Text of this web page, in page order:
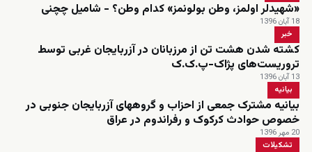
«شهیدلر اولمز، وطن بولونمز» کدام وطن؟ - شامیل چچنی
18 آبان 1396
خبر
کشته شدن هشت تن از مرزبانان در آزربایجان غربی توسط
تروریست‌های پژاک-پ.ک.ک
13 آبان 1396
بیانیه
بیانیه مشترک جمعی از احزاب و گروههای آزربایجان جنوبی در
خصوص حوادث کرکوک و رفراندوم در عراق
20 مهر 1396
تشکیلات